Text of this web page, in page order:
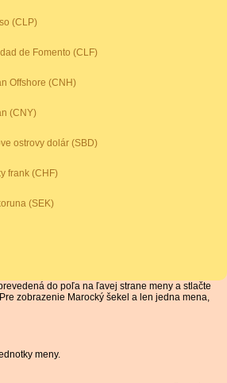
(CLP)
de Fomento (CLF)
Offshore (CNH)
(CNY)
ostrovy dolár (SBD)
frank (CHF)
(SEK)
do poľa na ľavej strane meny a stlačte
zobrazenie Marocký šekel a len jedna mena,
meny.